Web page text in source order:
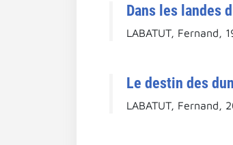
Dans les landes
LABATUT, Fernand,
Le destin des
LABATUT, Fernand,